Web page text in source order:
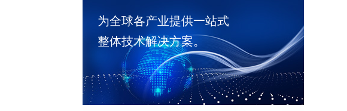
为全球各产业提供一站式
整体技术解决方案。